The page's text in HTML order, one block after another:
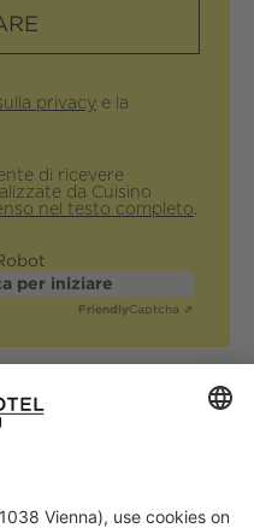
privacy e la
di ricevere
da Cuisino
nel testo completo.
per iniziare
FriendlyCaptcha ⇗